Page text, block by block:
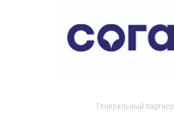
Генеральный партнер